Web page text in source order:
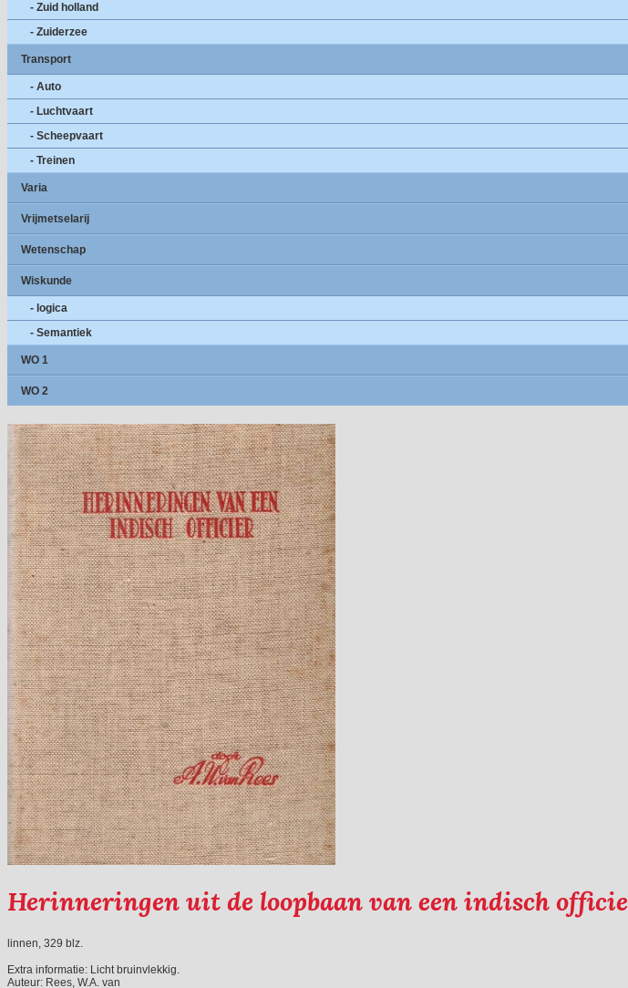
- Zuid holland
- Zuiderzee
Transport
- Auto
- Luchtvaart
- Scheepvaart
- Treinen
Varia
Vrijmetselarij
Wetenschap
Wiskunde
- logica
- Semantiek
WO 1
WO 2
Herinneringen uit de loopbaan van een indisch
linnen, 329 blz.
Extra informatie: Licht bruinvlekkig.
Auteur: Rees, W.A. van